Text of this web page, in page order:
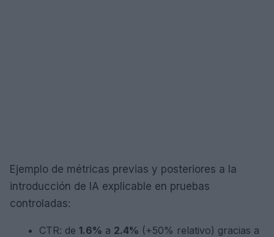
Ejemplo de métricas previas y posteriores a la
introducción de IA explicable en pruebas
controladas:
CTR: de 1.6% a 2.4% (+50% relativo) gracias a